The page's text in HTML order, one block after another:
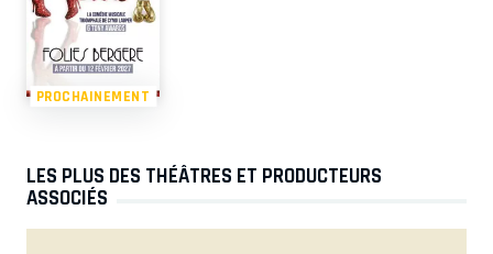
PROCHAINEMENT
LES PLUS DES THÉÂTRES ET PRODUCTEURS
ASSOCIÉS